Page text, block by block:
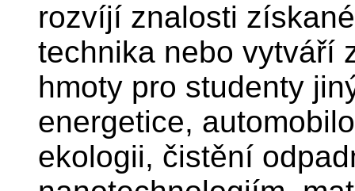
rozvíjí znalosti
technika nebo vytváří
hmoty pro studenty
energetice,
ekologii, čistění